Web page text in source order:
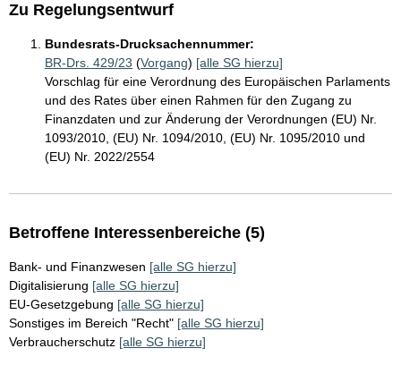
Zu Regelungsentwurf
Bundesrats-Drucksachennummer:
BR-Drs. 429/23 (Vorgang) [alle SG hierzu]
Vorschlag für eine Verordnung des Europäischen Parlaments
und des Rates über einen Rahmen für den Zugang zu
Finanzdaten und zur Änderung der Verordnungen (EU) Nr.
1093/2010, (EU) Nr. 1094/2010, (EU) Nr. 1095/2010 und
(EU) Nr. 2022/2554
Betroffene Interessenbereiche (5)
Bank- und Finanzwesen [alle SG hierzu]
Digitalisierung [alle SG hierzu]
EU-Gesetzgebung [alle SG hierzu]
Sonstiges im Bereich "Recht" [alle SG hierzu]
Verbraucherschutz [alle SG hierzu]